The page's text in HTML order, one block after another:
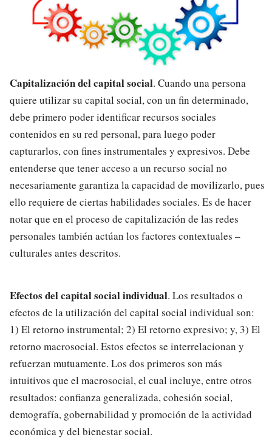
Capitalización del capital social. Cuando una persona
quiere utilizar su capital social, con un fin determinado,
debe primero poder identificar recursos sociales
contenidos en su red personal, para luego poder
capturarlos, con fines instrumentales y expresivos. Debe
entenderse que tener acceso a un recurso social no
necesariamente garantiza la capacidad de movilizarlo, pues
ello requiere de ciertas habilidades sociales. Es de hacer
notar que en el proceso de capitalización de las redes
personales también actúan los factores contextuales –
culturales antes descritos.
Efectos del capital social individual. Los resultados o
efectos de la utilización del capital social individual son:
1) El retorno instrumental; 2) El retorno expresivo; y, 3) El
retorno macrosocial. Estos efectos se interrelacionan y
refuerzan mutuamente. Los dos primeros son más
intuitivos que el macrosocial, el cual incluye, entre otros
resultados: confianza generalizada, cohesión social,
demografía, gobernabilidad y promoción de la actividad
económica y del bienestar social.